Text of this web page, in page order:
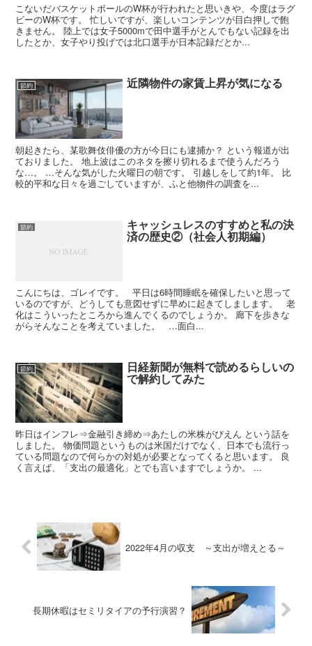
こないだバスケットボールのW杯が行われたと思いきや、今度はラグ
ビーのW杯です。 忙しいですが、楽しいコンテンツが目白押しで飽
きません。 陸上では女子5000mで田中選手がとんでもない記録を出
したとか、女子やり投げでは北口選手が日本記録だとか...
節約 近隣物件の家賃上昇が気になる
朝起きたら、某歌舞伎俳優の方が今日にも逮捕か？ という報道が出
ておりました。 地上波はこのネタを擦り切れるまで使うんだろう
な…。 …そんな気がした火曜日の朝です。 引越しをして約1年。 比
較的平和な日々を過ごしていますが、ふと他物件の調査を...
節約 キャッシュレスのすすめと私の決
済の歴史②（社会人初期編）
こんにちは、ゴレイです。 平日は6時間睡眠を確保したいと思って
いるのですが、どうしても意図せずに早めに起きてしまします。 老
化はこういったところから進んでくるのでしょうか。 廊下を歩きな
がらそんなことを考えていました。 …面白...
節約 日経新聞が無料で読めるらしいの
で解約してみた
昨日はインフレ⇒金融引き締め⇒あたしの米株がぴえん という話を
しました。 物価問題というものは米国だけでなく、日本でも流行っ
ている問題なので何らかの対処が必要となってくると思います。 良
く言えば、「支出の最適化」とでも言いますでしょうか。 ...
2022年4月の収支 ～支出が増えとる～
長期休暇はセミリタイアの予行演習？